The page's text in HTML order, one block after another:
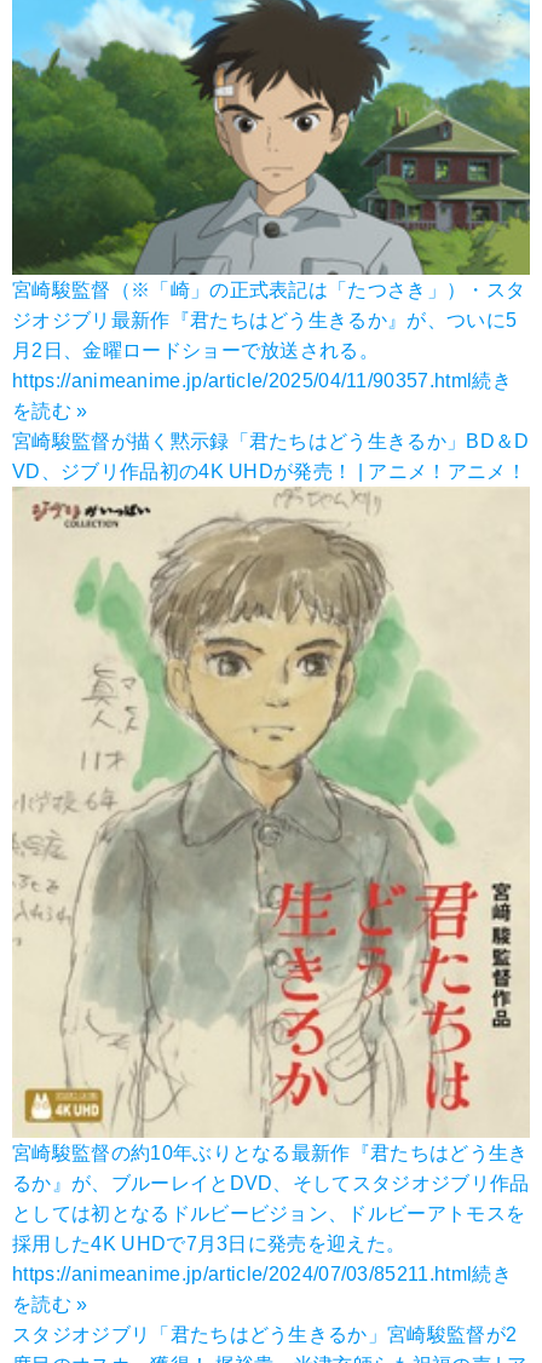
宮崎駿監督（※「崎」の正式表記は「たつさき」）・スタ
ジオジブリ最新作『君たちはどう生きるか』が、ついに5
月2日、金曜ロードショーで放送される。
https://animeanime.jp/article/2025/04/11/90357.html続き
を読む »
宮崎駿監督が描く黙示録「君たちはどう生きるか」BD＆D
VD、ジブリ作品初の4K UHDが発売！ | アニメ！アニメ！
宮崎駿監督の約10年ぶりとなる最新作『君たちはどう生き
るか』が、ブルーレイとDVD、そしてスタジオジブリ作品
としては初となるドルビービジョン、ドルビーアトモスを
採用した4K UHDで7月3日に発売を迎えた。
https://animeanime.jp/article/2024/07/03/85211.html続き
を読む »
スタジオジブリ「君たちはどう生きるか」宮崎駿監督が2